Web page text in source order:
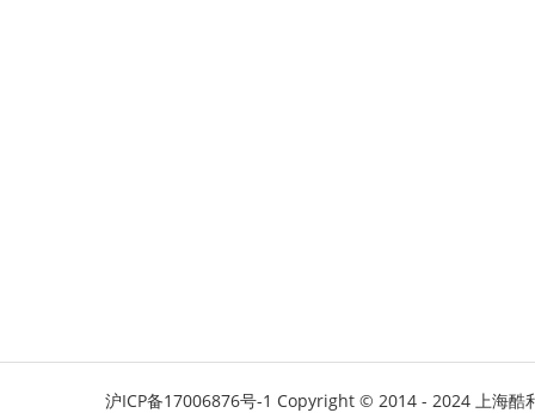
沪ICP备17006876号-1 Copyright © 2014 - 2024 上海酷